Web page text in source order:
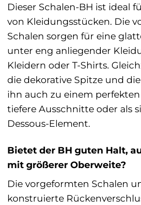
Dieser Schalen-BH ist ideal
von Kleidungsstücken. Die
Schalen sorgen für eine
unter eng anliegender
Kleidern oder T-Shirts.
die dekorative Spitze und
ihn auch zu einem
tiefere Ausschnitte oder als
Dessous-Element.
Bietet der BH guten Halt,
mit größerer Oberweite?
Die vorgeformten Schalen
konstruierte